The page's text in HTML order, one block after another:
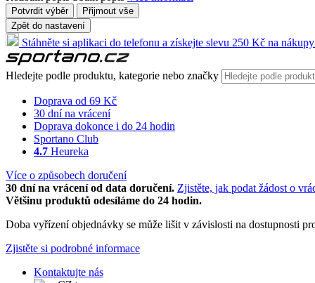
Potvrdit výběr
Přijmout vše
Zpět do nastavení
Stáhněte si aplikaci do telefonu a získejte slevu 250 Kč na
Hledejte podle produktu, kategorie nebo značky
Doprava od 69 Kč
30 dní na vrácení
Doprava dokonce i do 24 hodin
Sportano Club
4.7 Heureka
Více o způsobech doručení
30 dní na vrácení od data doručení. Zjistěte, jak podat žádost o
Většinu produktů odesíláme do 24 hodin.
Doba vyřízení objednávky se může lišit v závislosti na dostupnosti
Zjistěte si podrobné informace
Kontaktujte nás